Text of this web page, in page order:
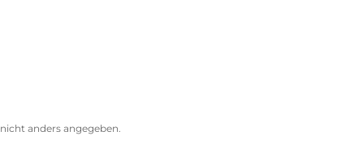
anders angegeben.